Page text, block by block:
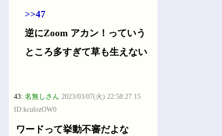
>>47
逆にZoom アカン！っていう
ところ多すぎて草も生えない
43:名無しさん 2023/03/07(火) 22:58:27.15
ID:kculozOW0
ワードって挙動不審だよな